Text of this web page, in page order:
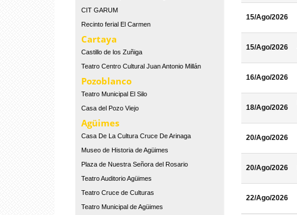
CIT GARUM
Recinto ferial El Carmen
Cartaya
Castillo de los Zuñiga
Teatro Centro Cultural Juan Antonio Millán
Pozoblanco
Teatro Municipal El Silo
Casa del Pozo Viejo
Agüimes
Casa De La Cultura Cruce De Arinaga
Museo de Historia de Agüimes
Plaza de Nuestra Señora del Rosario
Teatro Auditorio Agüimes
Teatro Cruce de Culturas
Teatro Municipal de Agüimes
15/Ago/2026
15/Ago/2026
16/Ago/2026
18/Ago/2026
20/Ago/2026
20/Ago/2026
22/Ago/2026